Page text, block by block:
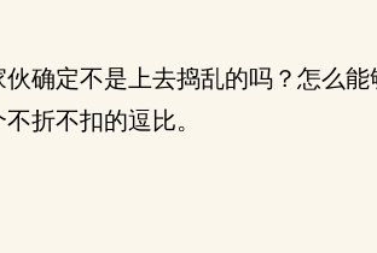
确定不是上去捣乱的吗？怎么能
折不扣的逗比。